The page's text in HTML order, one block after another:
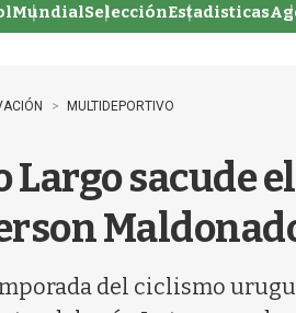
MundialSelecciónEstadisticas
MULTIDEPORTIVO
Largo sacude
del ciclismo